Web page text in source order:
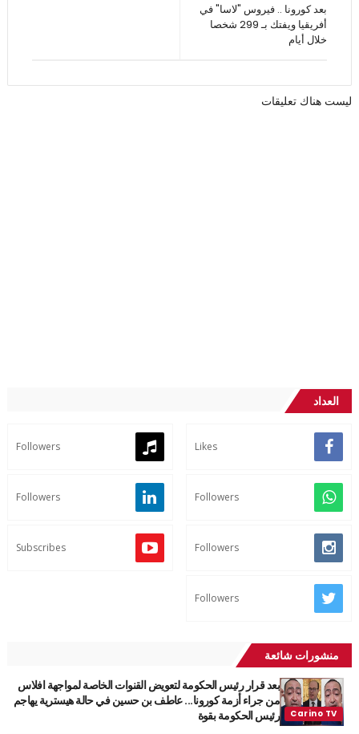
بعد كورونا .. فيروس "لاسا" في
أفريقيا ويفتك بـ 299 شخصا
خلال أيام
ليست هناك تعليقات
العداد
Likes
Followers
Followers
Followers
Followers
Subscribes
Followers
منشورات شائعة
بعد قرار رئيس الحكومة لتعويض القنوات الخاصة لمواجهة افلاس
من جراء أزمة كورونا... عاطف بن حسين في حالة هيسترية يهاجم
رئيس الحكومة بقوة